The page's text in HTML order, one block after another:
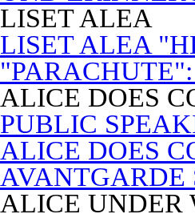
LISET ALEA
LISET ALEA
ALICE DOES
PUBLIC
ALICE DOES
AVANTGARDE
ALICE UNDER